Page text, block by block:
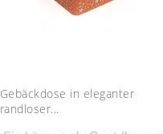
Gebäckdose in eleganter
randloser...